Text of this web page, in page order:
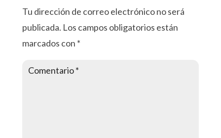
Tu dirección de correo electrónico no será
publicada. Los campos obligatorios están
marcados con *